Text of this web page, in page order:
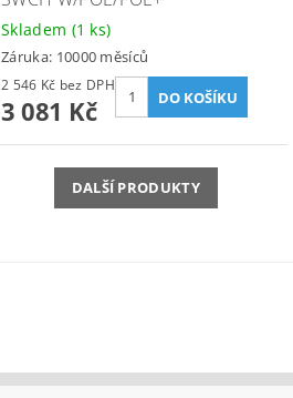
Skladem (1 ks)
Záruka: 10000 měsíců
2 546 Kč bez DPH
3 081 Kč
DALŠÍ PRODUKTY